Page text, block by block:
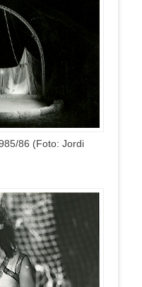
86 (Foto: Jordi